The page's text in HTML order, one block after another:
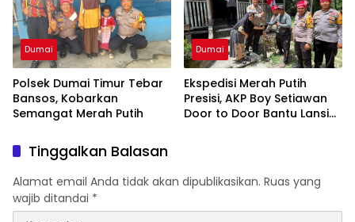
Dumai
Polsek Dumai Timur Tebar
Bansos, Kobarkan
Semangat Merah Putih
Dumai
Ekspedisi Merah Putih
Presisi, AKP Boy Setiawan
Door to Door Bantu Lansia
Tinggalkan Balasan
Alamat email Anda tidak akan dipublikasikan. Ruas yang
wajib ditandai *